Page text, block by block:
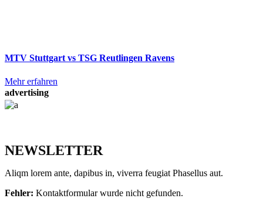
MTV Stuttgart vs TSG Reutlingen Ravens
Mehr erfahren
advertising
NEWSLETTER
Aliqm lorem ante, dapibus in, viverra feugiat Phasellus aut.
Fehler: Kontaktformular wurde nicht gefunden.